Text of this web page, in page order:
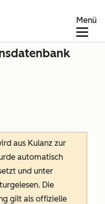
Menü
aus Kulanz zur
automatisch
und unter
Die
gilt als offizielle